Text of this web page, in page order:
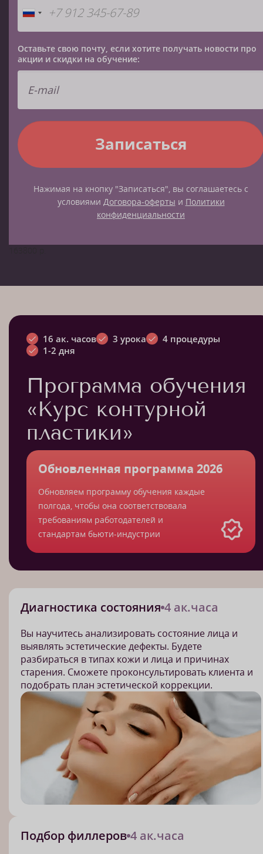
Оставьте свою почту, если хотите получать новости про
акции и скидки на обучение:
Нажимая на кнопку "Записаться", вы соглашаетесь с
условиями Договора-оферты и Политики
конфиденциальности
16 ак. часов 3 урока
4 процедуры
1-2 дня
Программа обучения
«Курс контурной
пластики»
Обновленная программа 2026
Обновляем программу обучения каждые
полгода, чтобы она соответствовала
требованиям работодателей и
стандартам бьюти-индустрии
Диагностика состояния 4 ак.часа
Вы научитесь анализировать состояние лица и
выявлять эстетические дефекты. Будете
разбираться в типах кожи и лица и причинах
старения. Сможете проконсультировать клиента и
подобрать план эстетической коррекции.
Подбор филлеров 4 ак.часа